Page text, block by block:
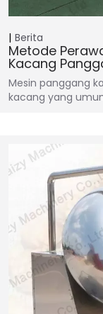
Berita
Metode
Kacang
Mesin panggang
kacang yang